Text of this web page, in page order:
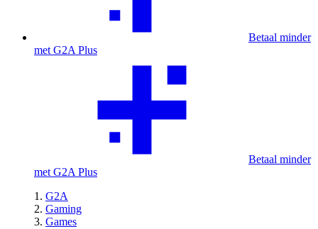
Betaal minder
met G2A Plus
Betaal minder
met G2A Plus
G2A
Gaming
Games